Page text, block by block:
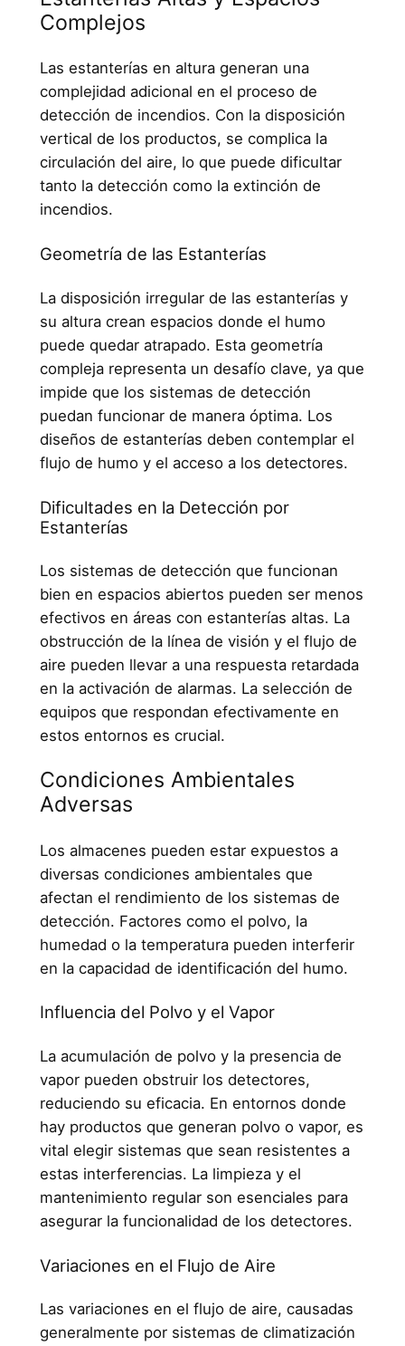
Complejos
Las estanterías en altura generan una
complejidad adicional en el proceso de
detección de incendios. Con la disposición
vertical de los productos, se complica la
circulación del aire, lo que puede dificultar
tanto la detección como la extinción de
incendios.
Geometría de las Estanterías
La disposición irregular de las estanterías y
su altura crean espacios donde el humo
puede quedar atrapado. Esta geometría
compleja representa un desafío clave, ya que
impide que los sistemas de detección
puedan funcionar de manera óptima. Los
diseños de estanterías deben contemplar el
flujo de humo y el acceso a los detectores.
Dificultades en la Detección por
Estanterías
Los sistemas de detección que funcionan
bien en espacios abiertos pueden ser menos
efectivos en áreas con estanterías altas. La
obstrucción de la línea de visión y el flujo de
aire pueden llevar a una respuesta retardada
en la activación de alarmas. La selección de
equipos que respondan efectivamente en
estos entornos es crucial.
Condiciones Ambientales
Adversas
Los almacenes pueden estar expuestos a
diversas condiciones ambientales que
afectan el rendimiento de los sistemas de
detección. Factores como el polvo, la
humedad o la temperatura pueden interferir
en la capacidad de identificación del humo.
Influencia del Polvo y el Vapor
La acumulación de polvo y la presencia de
vapor pueden obstruir los detectores,
reduciendo su eficacia. En entornos donde
hay productos que generan polvo o vapor, es
vital elegir sistemas que sean resistentes a
estas interferencias. La limpieza y el
mantenimiento regular son esenciales para
asegurar la funcionalidad de los detectores.
Variaciones en el Flujo de Aire
Las variaciones en el flujo de aire, causadas
generalmente por sistemas de climatización